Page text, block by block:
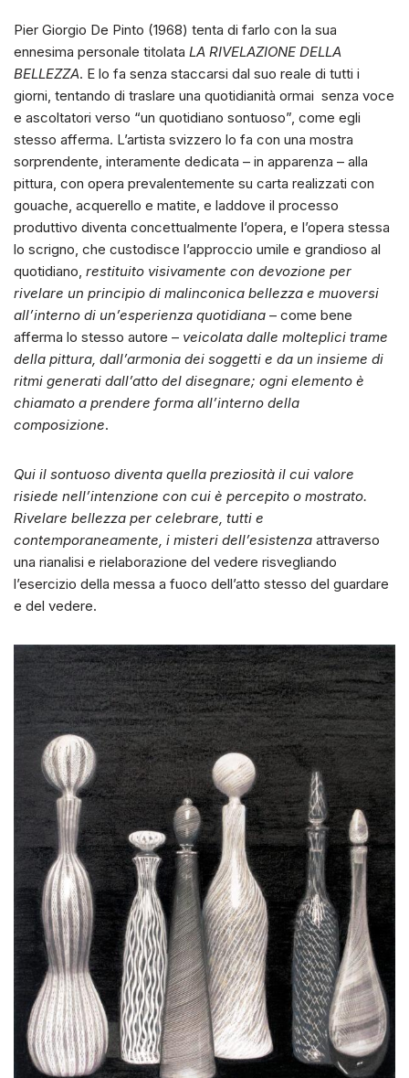
Pier Giorgio De Pinto (1968) tenta di farlo con la sua
ennesima personale titolata LA RIVELAZIONE DELLA
BELLEZZA. E lo fa senza staccarsi dal suo reale di tutti i
giorni, tentando di traslare una quotidianità ormai senza voce
e ascoltatori verso “un quotidiano sontuoso”, come egli
stesso afferma. L’artista svizzero lo fa con una mostra
sorprendente, interamente dedicata – in apparenza – alla
pittura, con opera prevalentemente su carta realizzati con
gouache, acquerello e matite, e laddove il processo
produttivo diventa concettualmente l’opera, e l’opera stessa
lo scrigno, che custodisce l’approccio umile e grandioso al
quotidiano, restituito visivamente con devozione per
rivelare un principio di malinconica bellezza e muoversi
all’interno di un’esperienza quotidiana – come bene
afferma lo stesso autore – veicolata dalle molteplici trame
della pittura, dall’armonia dei soggetti e da un insieme di
ritmi generati dall’atto del disegnare; ogni elemento è
chiamato a prendere forma all’interno della
composizione.
Qui il sontuoso diventa quella preziosità il cui valore
risiede nell’intenzione con cui è percepito o mostrato.
Rivelare bellezza per celebrare, tutti e
contemporaneamente, i misteri dell’esistenza attraverso
una rianalisi e rielaborazione del vedere risvegliando
l’esercizio della messa a fuoco dell’atto stesso del guardare
e del vedere.